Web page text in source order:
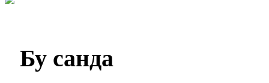
Бу санда